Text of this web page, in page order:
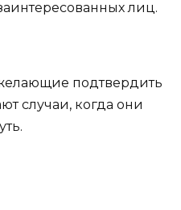
лиц.
подтвердить
случаи, когда они